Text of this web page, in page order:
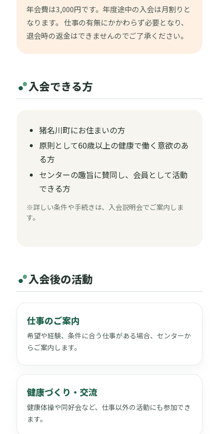
年会費は3,000円です。年度途中の入会は月割りと
なります。 仕事の有無にかかわらず必要となり、
退会時の返金はできませんのでご了承ください。
入会できる方
猪名川町にお住まいの方
原則として60歳以上の健康で働く意欲のあ
る方
センターの趣旨に賛同し、会員として活動
できる方
※詳しい条件や手続きは、入会説明会でご案内しま
す。
入会後の活動
仕事のご案内
希望や経験、条件に合う仕事がある場合、センターか
らご案内します。
健康づくり・交流
健康体操や同好会など、仕事以外の活動にも参加でき
ます。